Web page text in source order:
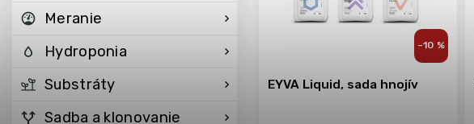
Meranie
Hydroponia
Substráty
Sadba a klonovanie
–10 %
EYVA Liquid, sada hnojív